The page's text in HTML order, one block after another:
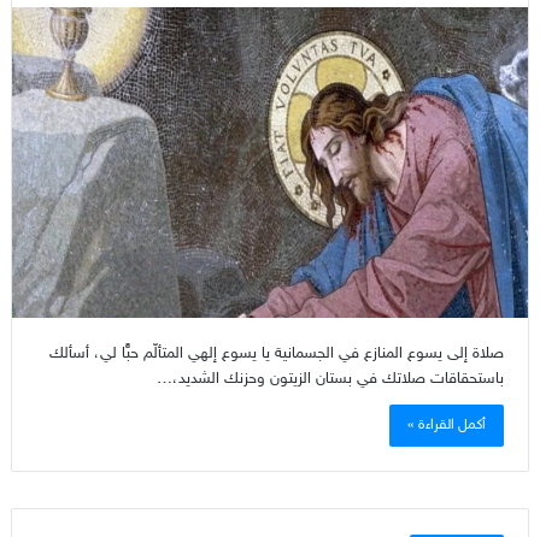
صلاة إلى يسوع المنازع في الجسمانية يا يسوع إلهي المتألّم حبًّا لي، أسألك
باستحقاقات صلاتك في بستان الزيتون وحزنك الشديد،…
أكمل القراءة »